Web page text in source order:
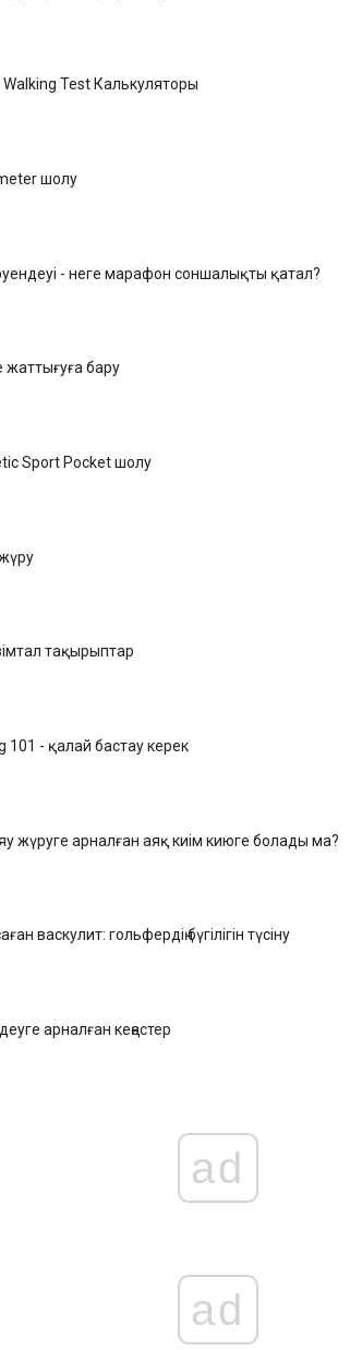
Test Калькуляторы
шолу
- неге марафон соншалықты қатал?
жаттығуға бару
Sport Pocket шолу
тақырыптар
101 - қалай бастау керек
жүруге арналған аяқ киім киюге болады ма?
васкулит: гольфердің бүгілігін түсіну
арналған кеңестер
ad
ad